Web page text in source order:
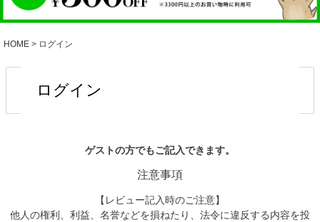
HOME ログイン
ログイン
ゲストの方でもご記入できます。
注意事項
【レビュー記入時のご注意】
他人の権利、利益、名誉などを損ねたり、法令に違反する内容を投